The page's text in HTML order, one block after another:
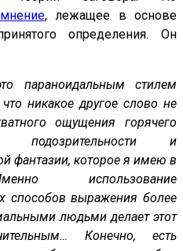
, лежащее в основе
определения. Он
параноидальным стилем
никакое другое слово не
ощущения горячего
подозрительности и
фантазии, которое я имею в
использование
способов выражения более
людьми делает этот
Конечно, есть